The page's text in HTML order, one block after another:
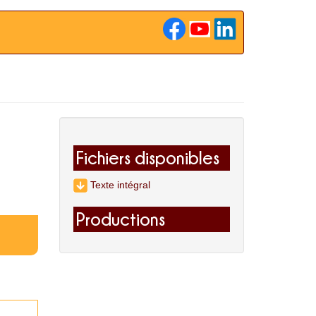
Fichiers disponibles
Texte intégral
Productions